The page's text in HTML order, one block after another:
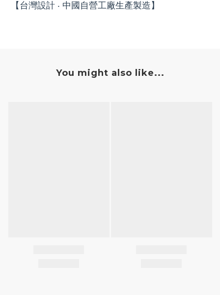
【台灣設計 ‧ 中國自營工廠生產製造】
You might also like...